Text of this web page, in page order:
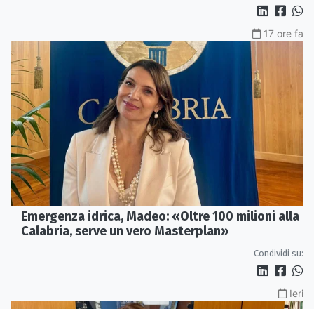
17 ore fa
Emergenza idrica, Madeo: «Oltre 100 milioni alla
Calabria, serve un vero Masterplan»
Condividi su:
Ieri